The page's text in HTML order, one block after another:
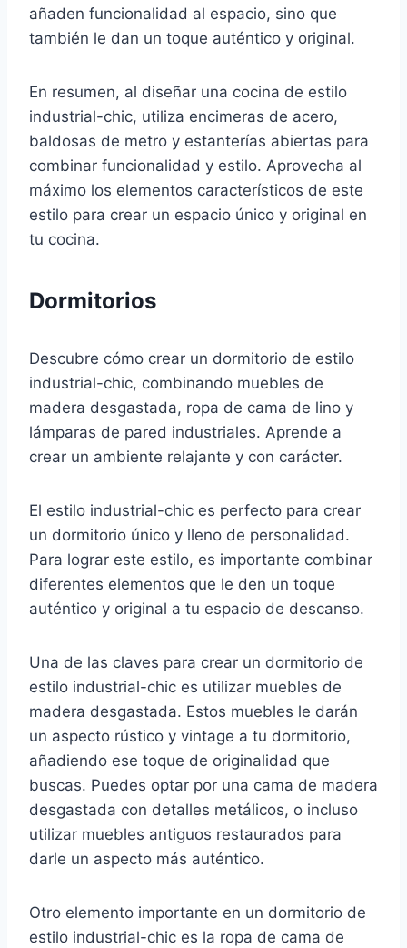
añaden funcionalidad al espacio, sino que
también le dan un toque auténtico y original.
En resumen, al diseñar una cocina de estilo
industrial-chic, utiliza encimeras de acero,
baldosas de metro y estanterías abiertas para
combinar funcionalidad y estilo. Aprovecha al
máximo los elementos característicos de este
estilo para crear un espacio único y original en
tu cocina.
Dormitorios
Descubre cómo crear un dormitorio de estilo
industrial-chic, combinando muebles de
madera desgastada, ropa de cama de lino y
lámparas de pared industriales. Aprende a
crear un ambiente relajante y con carácter.
El estilo industrial-chic es perfecto para crear
un dormitorio único y lleno de personalidad.
Para lograr este estilo, es importante combinar
diferentes elementos que le den un toque
auténtico y original a tu espacio de descanso.
Una de las claves para crear un dormitorio de
estilo industrial-chic es utilizar muebles de
madera desgastada. Estos muebles le darán
un aspecto rústico y vintage a tu dormitorio,
añadiendo ese toque de originalidad que
buscas. Puedes optar por una cama de madera
desgastada con detalles metálicos, o incluso
utilizar muebles antiguos restaurados para
darle un aspecto más auténtico.
Otro elemento importante en un dormitorio de
estilo industrial-chic es la ropa de cama de